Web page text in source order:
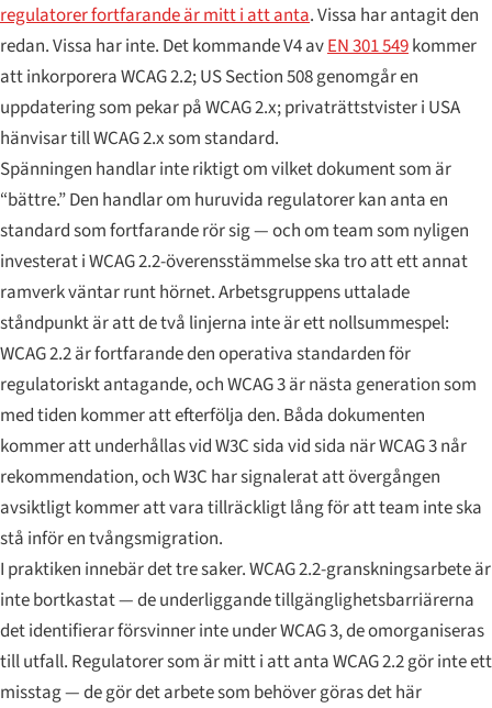
regulatorer fortfarande är mitt i att anta. Vissa har antagit den
redan. Vissa har inte. Det kommande V4 avEN 301 549kommer
att inkorporera WCAG 2.2; US Section 508 genomgår en
uppdatering som pekar på WCAG 2.x; privaträttstvister i USA
hänvisar till WCAG 2.x som standard.
Spänningen handlar inte riktigt om vilket dokument som är
“bättre.” Den handlar om huruvida regulatorer kan anta en
standard som fortfarande rör sig — och om team som nyligen
investerat i WCAG 2.2-överensstämmelse ska tro att ett annat
ramverk väntar runt hörnet. Arbetsgruppens uttalade
ståndpunkt är att de två linjerna inte är ett nollsummespel:
WCAG 2.2 är fortfarande den operativa standarden för
regulatoriskt antagande, och WCAG 3 är nästa generation som
med tiden kommer att efterfölja den. Båda dokumenten
kommer att underhållas vid W3C sida vid sida när WCAG 3 når
rekommendation, och W3C har signalerat att övergången
avsiktligt kommer att vara tillräckligt lång för att team inte ska
stå inför en tvångsmigration.
I praktiken innebär det tre saker. WCAG 2.2-granskningsarbete är
inte bortkastat — de underliggande tillgänglighetsbarriärerna
det identifierar försvinner inte under WCAG 3, de omorganiseras
till utfall. Regulatorer som är mitt i att anta WCAG 2.2 gör inte ett
misstag — de gör det arbete som behöver göras det här